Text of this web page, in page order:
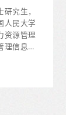
育人项
业就业”
育工委调
究生，
人民大学
资源管理
理信息化
（人
究成果：